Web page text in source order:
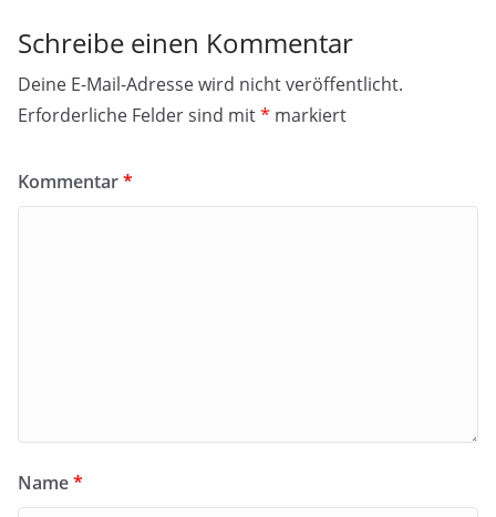
Schreibe einen Kommentar
Deine E-Mail-Adresse wird nicht veröffentlicht.
Erforderliche Felder sind mit* markiert
Kommentar*
Name*